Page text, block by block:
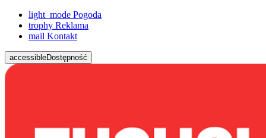
light_mode Pogoda
trophy Reklama
mail Kontakt
accessibleDostępność